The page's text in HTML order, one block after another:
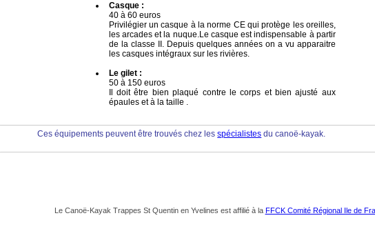
Casque :
40 à 60 euros
Privilégier un casque à la norme CE qui protège les oreilles,
les arcades et la nuque.Le casque est indispensable à partir
de la classe II. Depuis quelques années on a vu apparaitre
les casques intégraux sur les rivières.
Le gilet :
50 à 150 euros
Il doit être bien plaqué contre le corps et bien ajusté aux
épaules et à la taille .
Ces équipements peuvent être trouvés chez lesspécialistes du canoë-kayak.
Le Canoë-Kayak Trappes St Quentin en Yvelines est affilié à la FFCK Comité Régional Ile de